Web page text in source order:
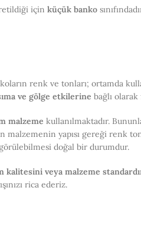
için küçük banko
renk ve tonları; ortamda
ve gölge etkilerine bağlı
malzeme kullanılmaktadır.
malzemenin yapısı gereği renk
doğal bir durumdur.
kalitesini veya malzeme
rica ederiz.